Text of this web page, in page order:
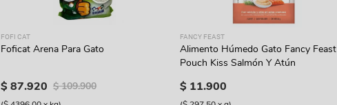
FOFI CAT
Foficat Arena Para Gato
$87.920 $ 109.900
FANCY FEAST
Alimento Húmedo Gato Fancy Feast
Pouch Kiss Salmón Y Atún
$ 11.900